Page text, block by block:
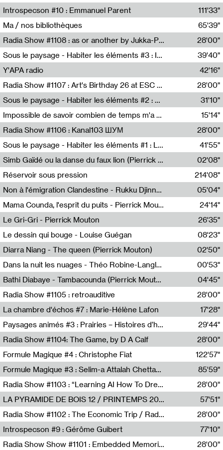
Jet FM
Introspecson #10 : Emmanuel Parent
Pierre Henry,Emmanuel Parent
111'33"
Ma / nos bibliothèques
Sarah Tritz,Elene Lapiashivili,Justin Marconnet,Mateo Cuche,Esther Lechevalier,Suzie Lecroart,Romance Castelet
65'39"
Radia Show #1108 : as or another by Jukka-Pekka Kervinen / Rádio Zero
Radio Zero
28'00"
Sous le paysage - Habiter les éléments #3 : Interprétations, rituels et symboliques des éléments
Nastassja Martin
39'40"
Y'APA radio
Pierrick Mouton
42'16"
Radia Show #1107 : Art's Birthday 26 at ESC - Medien Kunst Labor
Radio Helsinki
28'00"
Sous le paysage - Habiter les éléments #2 : Vers le tournant élémentaire
Nastassja Martin
31'10"
Impossible de savoir combien de temps m'a échappé
Mélanie Blaison,Mateo Cuin
15'14"
Radia Show #1106 : Kanal103 ШУМ
Kanal103
28'00"
Sous le paysage - Habiter les éléments #1 : Les éléments et les débordements du vivant
Nastassja Martin
41'55"
Simb Gaïdé ou la danse du faux lion (Pierrick Mouton)
Pierrick Mouton,Simb Gaïdé
02'08"
Réservoir sous pression
214'08"
Non à l'émigration Clandestine - Rukku Djinne Squad (Eden Tinto Collins)
Eden Tinto Collins,Rukku Djinne
05'04"
Mama Counda, l'esprit du puits - Pierrick Mouton
Pierrick Mouton
24'14"
Le Gri-Gri - Pierrick Mouton
Pierrick Mouton
26'35"
Le dessin qui bouge - Louise Guégan
Louise Guégan
08'23"
Diarra Niang - The queen (Pierrick Mouton)
Pierrick Mouton,Diarra Niang
02'50"
Dans la nuit les nuages - Théo Robine-Langlois
Théo Robine-Langlois,LD Beat
00'53"
Bathi Diabaye - Tambacounda (Pierrick Mouton)
Pierrick Mouton,Bathi Diabaye
04'45"
Radia Show #1105 : retroauditive
Soundart Radio
28'00"
La chambre d'échos #7 : Marie-Hélène Lafon
Revue Les Chambres,Marie-Hélène Lafon
17'28"
Paysages animés #3 : Prairies – Histoires d’herbes et d’humains
Anne Simon
29'44"
Radia Show #1104: The Game, by D A Calf
Radio One NZ
28'00"
Formule Magique #4 : Christophe Fiat
Nathalie Lacroix
122'57"
Formule Magique #3 : Selim-a Attalah Chettaoui
Nathalie Lacroix,Selim-a Attalah Chettaoui
85'59"
Radia Show #1103 : “Learning AI How To Dream” by Sebastian Dingens (Radio Campus Bruxelles)
Radio Campus Bruxelles
28'00"
LA PYRAMIDE DE BOIS 12 / PRINTEMPS 2026
Sammy Stein
57'51"
Radia Show #1102 : The Economic Trip / Radio Grenouille
Radio Grenouille
28'00"
Introspecson #9 : Gérôme Guibert
Pierre Henry,Gérôme Guibert
77'10"
Radia Show Show #1101 : Embedded Memories by Jimmy Peggie / radioart106
28'00"